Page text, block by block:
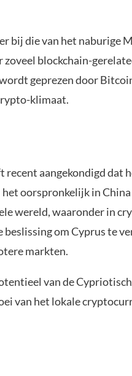
bij die van het naburige
zoveel blockchain-
geprezen door
klimaat.
recent aangekondigd dat
oorspronkelijk in China
wereld, waaronder in
om Cyprus te
markten.
van de
van het lokale